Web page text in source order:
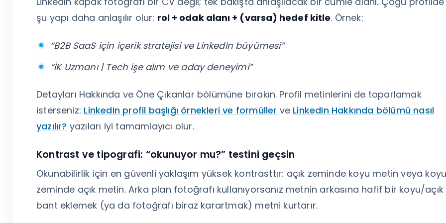
şu yapı daha anlaşılır olur: rol + odak alanı + (varsa) hedef kitle. Örnek:
“B2B SaaS için içerik stratejisi ve LinkedIn büyümesi”
“İK Uzmanı | Tech işe alım ve aday deneyimi”
Detayları Hakkında ve Öne Çıkanlar bölümüne bırakın. Profil metinlerini de toparlamak
isterseniz: LinkedIn profil başlığı örnekleri ve formüller ve LinkedIn Hakkında bölümü nasıl
yazılır? yazıları iyi tamamlayıcı olur.
Kontrast ve tipografi: “okunuyor mu?” testini geçsin
Okunabilirlik için en güvenli yaklaşım yüksek kontrasttır: açık zeminde koyu metin veya
zeminde açık metin. Arka plan fotoğrafı kullanıyorsanız metnin arkasına hafif bir koyu/açık
bant eklemek (ya da fotoğrafı biraz karartmak) metni kurtarır.